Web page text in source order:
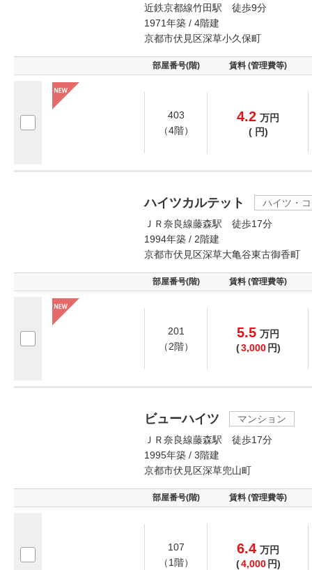
近鉄京都線竹田駅 徒歩9分
1971年築 / 4階建
京都市伏見区深草小久保町
部屋番号(階) 賃料 (管理費等)
403
（4階）
4.2 万円
( 円)
ハイツカルテット
ハイツ・
ＪＲ奈良線藤森駅 徒歩17分
1994年築 / 2階建
京都市伏見区深草大亀谷東古御香町
部屋番号(階) 賃料 (管理費等)
201
（2階）
5.5 万円
(3,000 円)
ビューハイツ
マンション
ＪＲ奈良線藤森駅 徒歩17分
1995年築 / 3階建
京都市伏見区深草兜山町
部屋番号(階) 賃料 (管理費等)
107
（1階）
6.4 万円
(4,000 円)